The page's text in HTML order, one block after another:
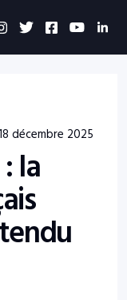
décembre 2025
la